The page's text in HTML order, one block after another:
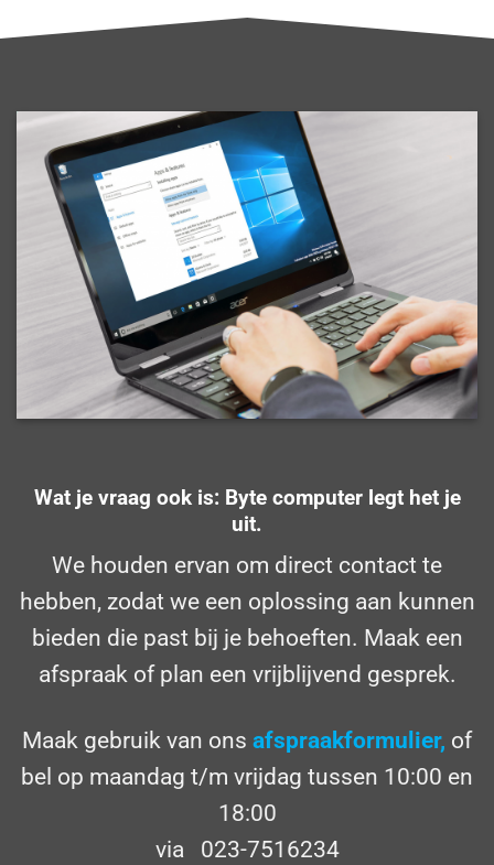
Wat je vraag ook is: Byte computer legt het je
uit.
We houden ervan om direct contact te
hebben, zodat we een oplossing aan kunnen
bieden die past bij je behoeften. Maak een
afspraakof plan een vrijblijvend gesprek.
Maak gebruik van ons afspraakformulier, of
bel op maandag t/m vrijdag tussen 10:00 en
18:00
via
023-7516234